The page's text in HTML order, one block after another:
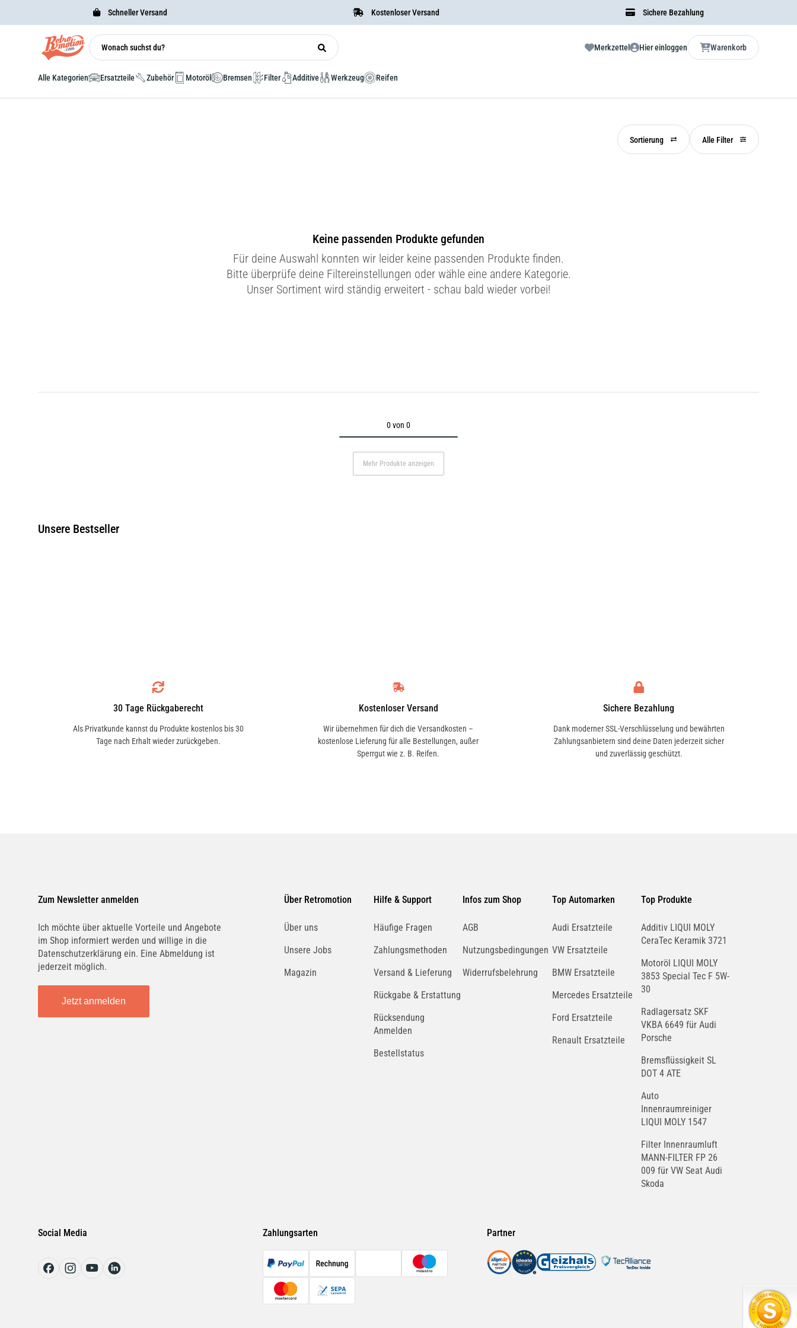
Schneller Versand Kostenloser Versand Sichere Bezahlung
Merkzettel Hier einloggen Warenkorb
Alle Kategorien Ersatzteile Zubehör Motoröl Bremsen Filter Additive Werkzeug Reifen
Sortierung Alle Filter
Keine passenden Produkte gefunden
Für deine Auswahl konnten wir leider keine passenden Produkte finden.
Bitte überprüfe deine Filtereinstellungen oder wähle eine andere Kategorie.
Unser Sortiment wird ständig erweitert - schau bald wieder vorbei!
0 von 0
Mehr Produkte anzeigen
Unsere Bestseller
30 Tage Rückgaberecht
Als Privatkunde kannst du Produkte kostenlos bis 30
Tage nach Erhalt wieder zurückgeben.
Kostenloser Versand
Wir übernehmen für dich die Versandkosten –
kostenlose Lieferung für alle Bestellungen, außer
Sperrgut wie z. B. Reifen.
Sichere Bezahlung
Dank moderner SSL-Verschlüsselung und bewährten
Zahlungsanbietern sind deine Daten jederzeit sicher
und zuverlässig geschützt.
Zum Newsletter anmelden
Ich möchte über aktuelle Vorteile und Angebote
im Shop informiert werden und willige in die
Datenschutzerklärung ein. Eine Abmeldung ist
jederzeit möglich.
Jetzt anmelden
Über Retromotion
Über uns
Unsere Jobs
Magazin
Hilfe & Support
Häufige Fragen
Zahlungsmethoden
Versand & Lieferung
Rückgabe & Erstattung
Rücksendung
Anmelden
Bestellstatus
Infos zum Shop
AGB
Nutzungsbedingungen
Widerrufsbelehrung
Top Automarken
Audi Ersatzteile
VW Ersatzteile
BMW Ersatzteile
Mercedes Ersatzteile
Ford Ersatzteile
Renault Ersatzteile
Top Produkte
Additiv LIQUI MOLY
CeraTec Keramik 3721
Motoröl LIQUI MOLY
3853 Special Tec F 5W-
30
Radlagersatz SKF
VKBA 6649 für Audi
Porsche
Bremsflüssigkeit SL
DOT 4 ATE
Auto
Innenraumreiniger
LIQUI MOLY 1547
Filter Innenraumluft
MANN-FILTER FP 26
009 für VW Seat Audi
Skoda
Social Media Zahlungsarten Partner